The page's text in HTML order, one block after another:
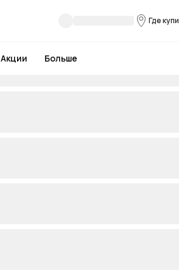
Где
Акции Больше